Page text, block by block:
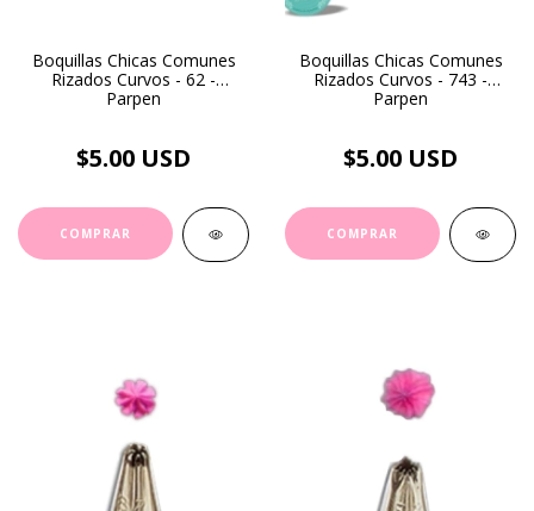
Boquillas Chicas Comunes
Rizados Curvos - 62 -
Parpen
$5.00 USD
Boquillas Chicas Comunes
Rizados Curvos - 743 -
Parpen
$5.00 USD